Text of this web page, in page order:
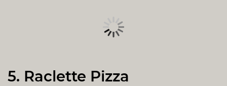
5. Raclette Pizza